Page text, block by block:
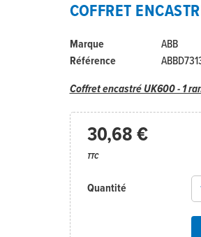
COFFRET
Marque
ABB
Référence
Coffret encastré UK600 - 1
30,68 €
TTC
Quantité